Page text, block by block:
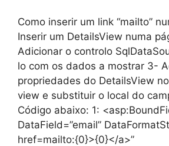
Como inserir um link “mailto”
Inserir um DetailsView numa
Adicionar o controlo
lo com os dados a mostrar 3-
propriedades do DetailsView
view e substituir o local do
Código abaixo: 1:
DataField=”email”
href=mailto:{0}>{0}</a>”